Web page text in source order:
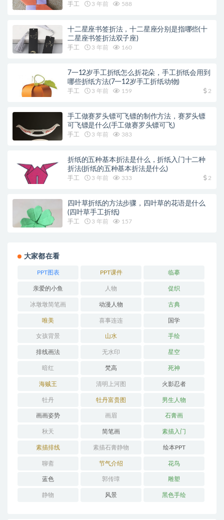
手工 3 年前 588
十二星座书签折法，十二星座分别是指哪些(十
二星座书签折法双子座)
手工 3 年前 160
7一12岁手工折纸怎么折花朵，手工折纸会用到
哪些折纸方法(7一12岁手工折纸动物)
手工 3 年前 159 2
手工做赛罗头镖可飞镖的制作方法，赛罗头镖
可飞镖是什么(手工做赛罗头镖可飞)
手工 3 年前 383
折纸的五种基本折法是什么，折纸入门十二种
折法(折纸的五种基本折法是什么)
手工 3 年前 333 2
四叶草折纸的方法步骤，四叶草的花语是什么
(四叶草手工折纸)
手工 3 年前 157
大家都在看
PPT图表 PPT课件 临摹
亲爱的小鱼 人物 促织
冰墩墩简笔画 动漫人物 古典
唯美 喜事连连 国学
女孩背景 山水 手绘
排线画法 无水印 星空
暗红 梵高 死神
海贼王 清明上河图 火影忍者
牡丹 牡丹富贵图 男生人物
画画姿势 画眉 石膏画
秋天 简笔画 素描入门
素描排线 素描石膏静物 绘本PPT
聊斋 节气介绍 花鸟
蓝色 郭传璋 雕塑
静物 风景 黑色手绘